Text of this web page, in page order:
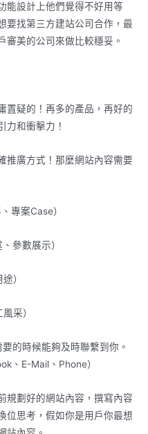
能設計上他們覺得不好用等
要找第三方建站公司合作，最
審美的公司來做比較穩妥。
置疑的！再多的產品，再好的
力和衝擊力！
推廣方式！那麼網站內容需要
專案Case）
參數展示）
）
采）
的時候能夠及時聯繫到你。
、E-Mail、Phone）
規劃好的網站內容，撰寫內容
位思考，假如你是用戶你最想